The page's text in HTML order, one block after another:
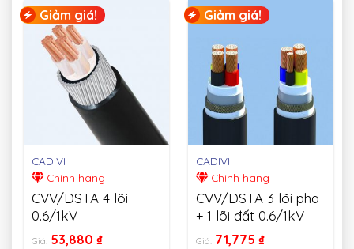
Giảm giá!
CADIVI
Chính hãng
CVV/DSTA 4 lõi
0.6/1kV
Giá: 53,880 ₫
Giảm giá!
CADIVI
Chính hãng
CVV/DSTA 3 lõi pha
+ 1 lõi đất 0.6/1kV
Giá: 71,775 ₫